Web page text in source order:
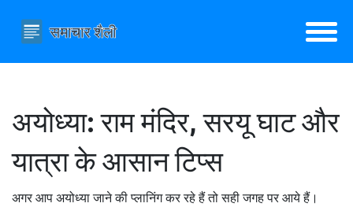
अयोध्या: राम मंदिर, सरयू घाट और
यात्रा के आसान टिप्स
अगर आप अयोध्या जाने की प्लानिंग कर रहे हैं तो सही जगह पर आये हैं।